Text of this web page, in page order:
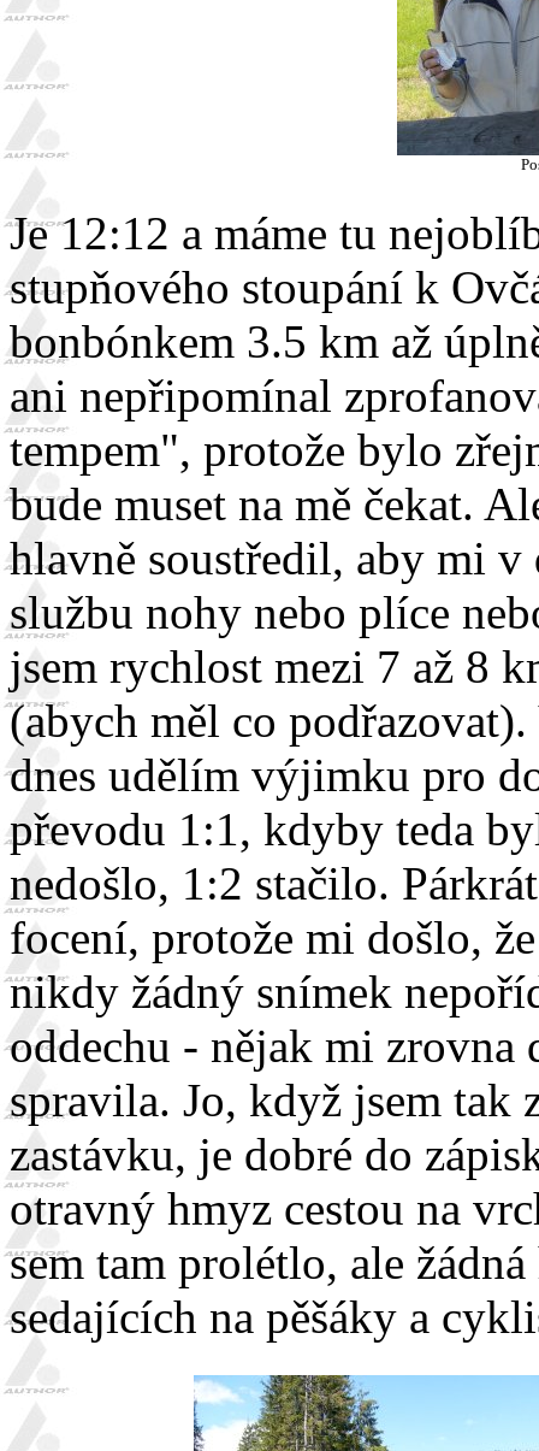
Je 12:12 a máme tu
stupňového stoupání k
bonbónkem 3.5 km až
ani nepřipomínal
tempem", protože bylo
bude muset na mě čekat.
hlavně soustředil, aby mi
službu nohy nebo plíce
jsem rychlost mezi 7 až 8
(abych měl co
dnes udělím výjimku pro
převodu 1:1, kdyby teda
nedošlo, 1:2 stačilo.
focení, protože mi došlo,
nikdy žádný snímek
oddechu - nějak mi zrovna
spravila. Jo, když jsem
zastávku, je dobré do
otravný hmyz cestou na
sem tam prolétlo, ale
sedajících na pěšáky a